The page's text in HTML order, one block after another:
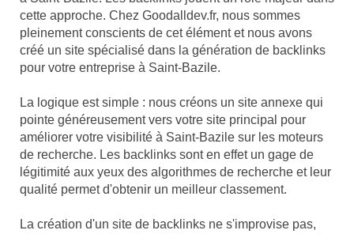
cette approche. Chez Goodalldev.fr, nous sommes
pleinement conscients de cet élément et nous avons
créé un site spécialisé dans la génération de backlinks
pour votre entreprise à Saint-Bazile.
La logique est simple : nous créons un site annexe qui
pointe généreusement vers votre site principal pour
améliorer votre visibilité à Saint-Bazile sur les moteurs
de recherche. Les backlinks sont en effet un gage de
légitimité aux yeux des algorithmes de recherche et leur
qualité permet d'obtenir un meilleur classement.
La création d'un site de backlinks ne s'improvise pas,